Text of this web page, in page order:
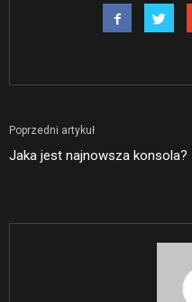
Poprzedni artykuł
Jaka jest najnowsza konsola?